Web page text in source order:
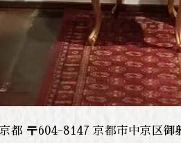
都 〒604-8147 京都市中京区御